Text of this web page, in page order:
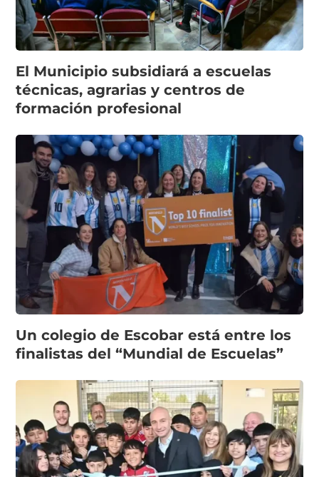
El Municipio subsidiará a escuelas
técnicas, agrarias y centros de
formación profesional
Un colegio de Escobar está entre los
finalistas del “Mundial de Escuelas”